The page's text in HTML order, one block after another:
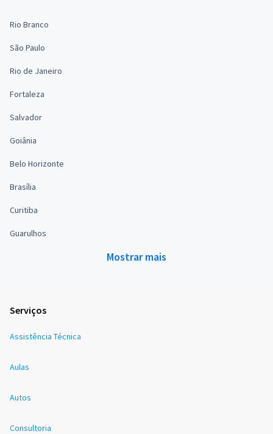
Rio Branco
São Paulo
Rio de Janeiro
Fortaleza
Salvador
Goiânia
Belo Horizonte
Brasília
Curitiba
Guarulhos
Mostrar mais
Serviços
Assistência Técnica
Aulas
Autos
Consultoria